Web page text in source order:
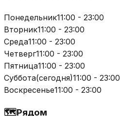
Понедельник11:00 - 23:00
Вторник11:00 - 23:00
Среда11:00 - 23:00
Четверг11:00 - 23:00
Пятница11:00 - 23:00
Суббота(сегодня)11:00 - 23:00
Воскресенье11:00 - 23:00
🗺️Рядом